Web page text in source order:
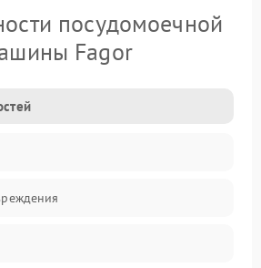
посудомоечной
Fagor